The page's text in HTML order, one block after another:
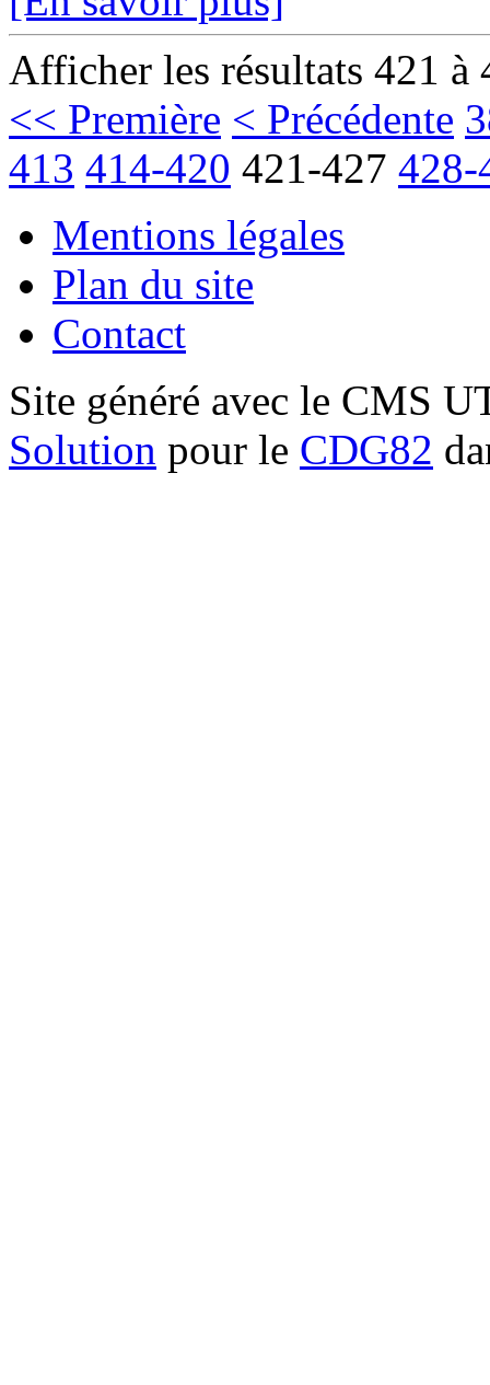
Afficher les résultats 421 à
<< Première < Précédente
413 414-420 421-427 428-
Mentions légales
Plan du site
Contact
Site généré avec le CMS
Solution pour le CDG82